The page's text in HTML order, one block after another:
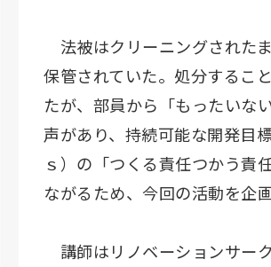
法被はクリーニングされた
保管されていた。処分するこ
たが、部員から「もったいな
声があり、持続可能な開発目
ｓ）の「つくる責任つかう責
ながるため、今回の活動を企画
講師はリノベーションサー